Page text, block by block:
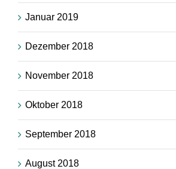
Januar 2019
Dezember 2018
November 2018
Oktober 2018
September 2018
August 2018